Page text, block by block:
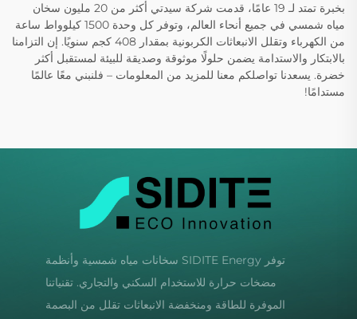
بخبرة تمتد لـ 19 عامًا، قدمت شركة سيدتي أكثر من 20 مليون سخان
مياه شمسي في جميع أنحاء العالم، وتوفر كل وحدة 1500 كيلوواط ساعة
من الكهرباء وتقلل الانبعاثات الكربونية بمقدار 408 كجم سنويًا. إن التزامنا
بالابتكار والاستدامة يضمن حلولًا موثوقة وصديقة للبيئة لمستقبل أكثر
خضرة. يسعدنا تواصلكم معنا للمزيد من المعلومات – فلنبني معًا عالمًا
مستدامًا!
توفر SIDITE Energy سخانات مياه شمسية وأنظمة
مضخات حرارة للاستخدام السكني والتجاري. تقنياتنا
الموفرة للطاقة ومنخفضة الانبعاثات تقلل من البصمة